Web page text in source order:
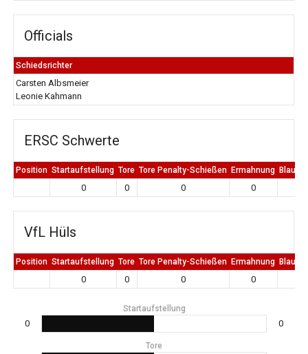
Officials
Schiedsrichter
Carsten Albsmeier
Leonie Kahmann
ERSC Schwerte
Position Startaufstellung Tore Tore Penalty-Schießen Ermahnung Blaue
0 0 0 0
VfL Hüls
Position Startaufstellung Tore Tore Penalty-Schießen Ermahnung Blaue
0 0 0 0
Startaufstellung
0 0
Tore